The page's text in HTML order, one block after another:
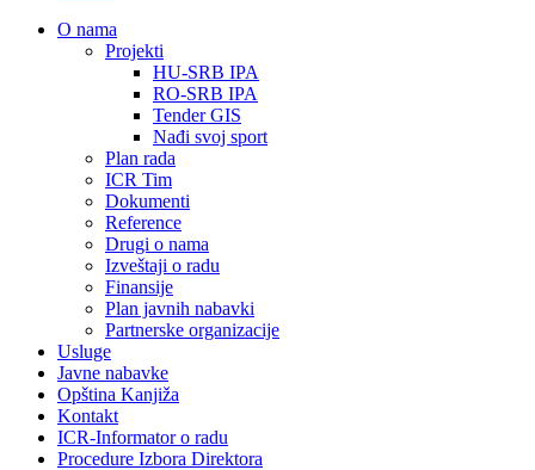
О nama
Projekti
HU-SRB IPA
RO-SRB IPA
Tender GIS
Nađi svoj sport
Plan rada
ICR Tim
Dokumenti
Reference
Drugi o nama
Izveštaji o radu
Finansije
Plan javnih nabavki
Partnerske organizacije
Usluge
Javne nabavke
Opština Kanjiža
Kontakt
ICR-Informator o radu
Procedure Izbora Direktora